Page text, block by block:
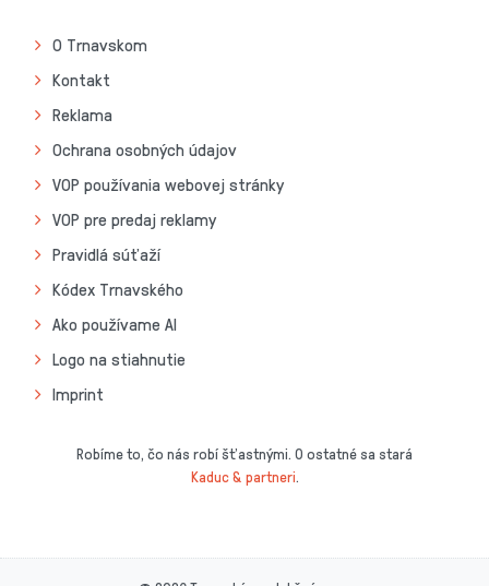
O Trnavskom
Kontakt
Reklama
Ochrana osobných údajov
VOP používania webovej stránky
VOP pre predaj reklamy
Pravidlá súťaží
Kódex Trnavského
Ako používame AI
Logo na stiahnutie
Imprint
Robíme to, čo nás robí šťastnými. O ostatné sa stará
Kaduc & partneri.